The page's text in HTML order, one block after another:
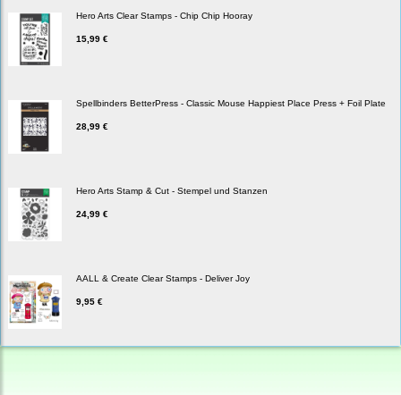
Hero Arts Clear Stamps - Chip Chip Hooray
15,99 €
Spellbinders BetterPress - Classic Mouse Happiest Place Press + Foil Plate
28,99 €
Hero Arts Stamp & Cut - Stempel und Stanzen
24,99 €
AALL & Create Clear Stamps - Deliver Joy
9,95 €